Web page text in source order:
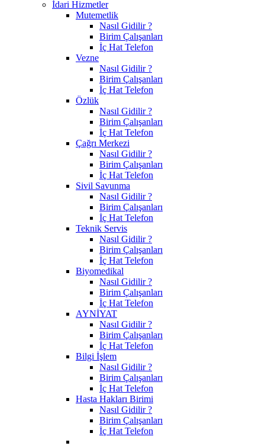
İdari Hizmetler
Mutemetlik
Nasıl Gidilir ?
Birim Çalışanları
İç Hat Telefon
Vezne
Nasıl Gidilir ?
Birim Çalışanları
İç Hat Telefon
Özlük
Nasıl Gidilir ?
Birim Çalışanları
İç Hat Telefon
Çağrı Merkezi
Nasıl Gidilir ?
Birim Çalışanları
İç Hat Telefon
Sivil Savunma
Nasıl Gidilir ?
Birim Çalışanları
İç Hat Telefon
Teknik Servis
Nasıl Gidilir ?
Birim Çalışanları
İç Hat Telefon
Biyomedikal
Nasıl Gidilir ?
Birim Çalışanları
İç Hat Telefon
AYNİYAT
Nasıl Gidilir ?
Birim Çalışanları
İç Hat Telefon
Bilgi İşlem
Nasıl Gidilir ?
Birim Çalışanları
İç Hat Telefon
Hasta Hakları Birimi
Nasıl Gidilir ?
Birim Çalışanları
İç Hat Telefon